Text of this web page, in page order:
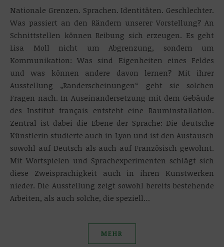
Nationale Grenzen. Sprachen. Identitäten. Geschlechter.
Was passiert an den Rändern unserer Vorstellung? An
Schnittstellen können Reibung sich erzeugen. Es geht
Lisa Moll nicht um Abgrenzung, sondern um
Kommunikation: Was sind Eigenheiten eines Feldes
und was können andere davon lernen? Mit ihrer
Ausstellung „Randerscheinungen“ geht sie solchen
Fragen nach. In Auseinandersetzung mit dem Gebäude
des Institut français entsteht eine Rauminstallation.
Zentral ist dabei die Ebene der Sprache: Die deutsche
Künstlerin studierte auch in Lyon und ist den Austausch
sowohl auf Deutsch als auch auf Französisch gewohnt.
Mit Wortspielen und Sprachexperimenten schlägt sich
diese Zweisprachigkeit auch in ihren Kunstwerken
nieder. Die Ausstellung zeigt sowohl bereits bestehende
Arbeiten, als auch solche, die speziell…
MEHR